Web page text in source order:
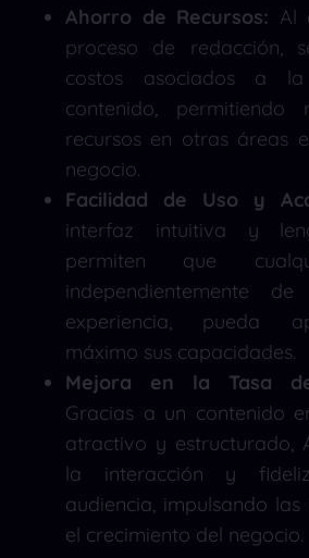
Ahorro de Recursos: Al
proceso de redacción,
costos asociados a
contenido, permitiendo
recursos en otras áreas
negocio.
Facilidad de Uso y
interfaz intuitiva y
permiten que
independientemente
experiencia, pueda
máximo sus capacidades.
Mejora en la Tasa
Gracias a un contenido
atractivo y estructurado,
la interacción y
audiencia, impulsando las
el crecimiento del negocio.